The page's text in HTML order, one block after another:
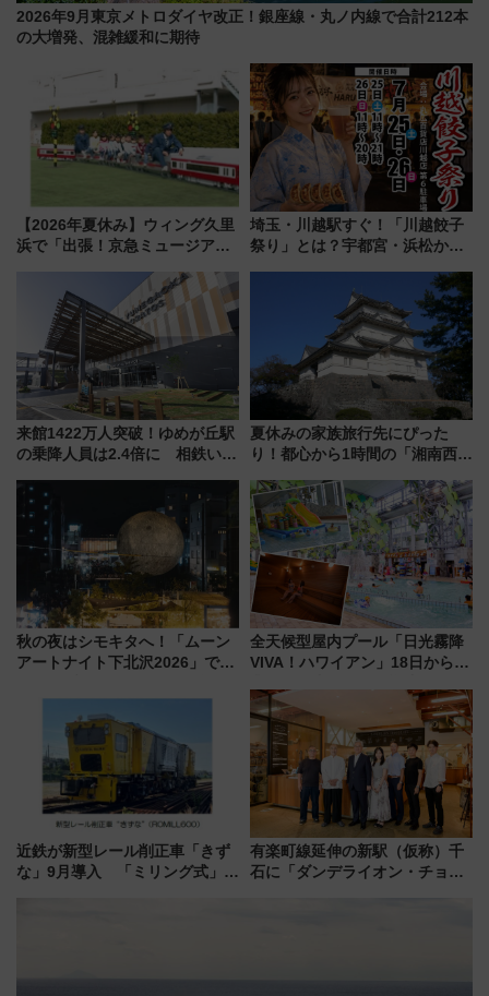
2026年9月東京メトロダイヤ改正！銀座線・丸ノ内線で合計212本
の大増発、混雑緩和に期待
【2026年夏休み】ウィング久里
浜で「出張！京急ミュージア
ラリーや子ども制服撮影も
埼玉・川越駅すぐ！「川越餃子
祭り」とは？宇都宮・浜松から
を食べ比べ【7月25日・26日開
来館1422万人突破！ゆめが丘駅
の乗降人員は2.4倍に 相鉄いず
年祭にそうにゃん＆DB.スター
マンが登場
夏休みの家族旅行先にぴった
り！都心から1時間の「湘南西エ
島とは異なる魅力を持つ今夏の
注目スポット
秋の夜はシモキタへ！「ムーン
アートナイト下北沢2026」でイ
を満喫しよう
全天候型屋内プール「日光霧降
VIVA！ハワイアン」18日から営
ァミリーから大人まで幅広い世
代が一日中楽しる夏のリゾート
を楽しんで
近鉄が新型レール削正車「きず
な」9月導入 「ミリング式」採
有楽町線延伸の新駅（仮称）千
石に「ダンデライオン・チョコ